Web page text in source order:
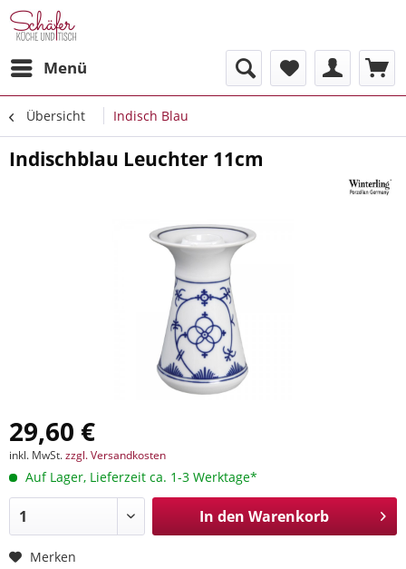
Menü
Übersicht Indisch Blau
Indischblau Leuchter 11cm
29,60 €
inkl. MwSt.zzgl. Versandkosten
Auf Lager, Lieferzeit ca. 1-3 Werktage*
In den Warenkorb
Merken